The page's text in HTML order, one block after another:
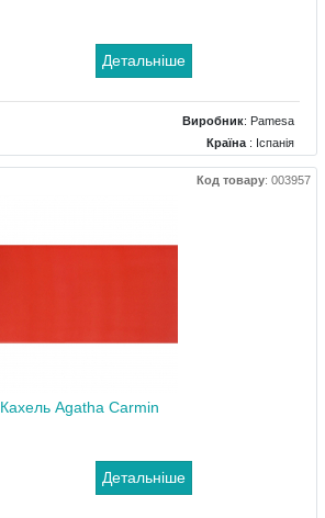
Детальніше
Виробник: Pamesa
Країна : Іспанія
Поверхня: Глянцевий
Колір: Червоний
Код товару: 003957
Кахель Agatha Carmin
Детальніше